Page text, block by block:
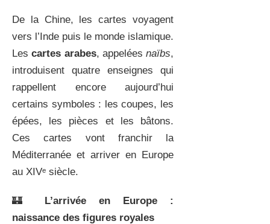
De la Chine, les cartes voyagent
vers l’Inde puis le monde islamique.
Lescartes arabes, appeléesnaïbs,
introduisent quatre enseignes qui
rappellent encore aujourd’hui
certains symboles : les coupes, les
épées, les pièces et les bâtons.
Ces cartes vont franchir la
Méditerranée et arriver en Europe
au XIVᵉ siècle.
🏰 L’arrivée en Europe :
naissance des figures royales